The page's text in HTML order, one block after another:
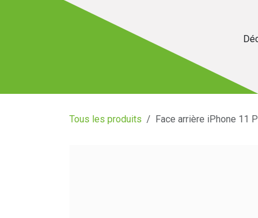
Tous les produits Face arrière iPhone 11